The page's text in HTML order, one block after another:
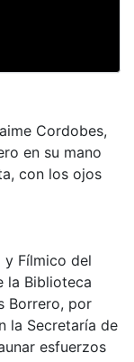
Cordobes,
en su mano
con los ojos
Fílmico del
la Biblioteca
Borrero, por
la Secretaría de
esfuerzos